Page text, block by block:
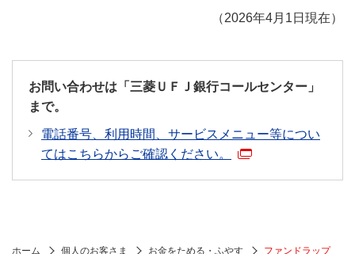
（2026年4月1日現在）
お問い合わせは「三菱ＵＦＪ銀行コールセンター」
まで。
電話番号、利用時間、サービスメニュー等につい
てはこちらからご確認ください。
ホーム 個人のお客さま お金をためる・ふやす ファンドラップ